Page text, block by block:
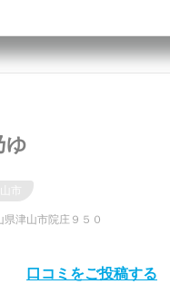
ゆ
津山市院庄９５０
口コミをご投稿する